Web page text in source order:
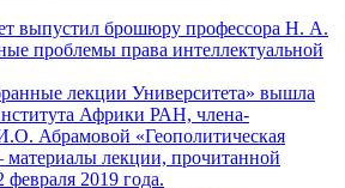
выпустил брошюру профессора Н. А.
проблемы права интеллектуальной